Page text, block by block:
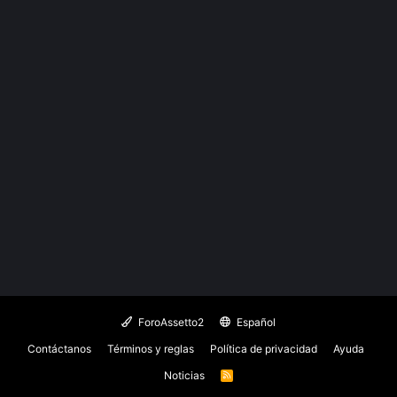
ForoAssetto2
Español
Contáctanos
Términos y reglas Política de privacidad
Ayuda
Noticias
R